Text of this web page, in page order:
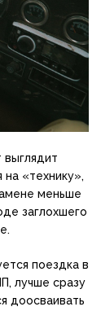
выглядит
«технику»,
меньше
заглохшего
поездка в
лучше сразу
доосваивать